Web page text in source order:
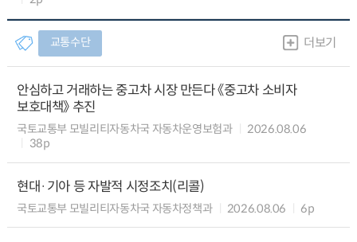
교통수단 더보기
안심하고 거래하는 중고차 시장 만든다 《중고차 소비자
보호대책》 추진
국토교통부 모빌리티자동차국 자동차운영보험과
2026.08.06
38p
현대·기아 등 자발적 시정조치(리콜)
국토교통부 모빌리티자동차국 자동차정책과 2026.08.06 6p